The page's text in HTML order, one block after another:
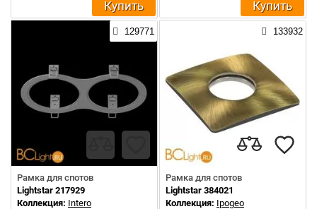
Купить Купить
129771
Рамка для спотов
Lightstar 217929
Коллекция: Intero
133932
Рамка для спотов
Lightstar 384021
Коллекция: Ipogeo